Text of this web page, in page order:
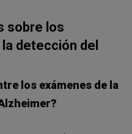
sobre los
detección del
los exámenes de la